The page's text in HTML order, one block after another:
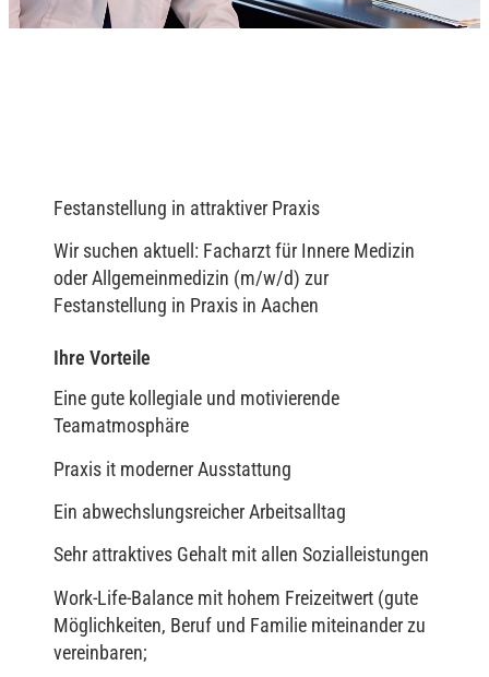
Festanstellung in attraktiver Praxis
Wir suchen aktuell: Facharzt für Innere Medizin
oder Allgemeinmedizin (m/w/d) zur
Festanstellung in Praxis in Aachen
Ihre Vorteile
Eine gute kollegiale und motivierende
Teamatmosphäre
Praxis it moderner Ausstattung
Ein abwechslungsreicher Arbeitsalltag
Sehr attraktives Gehalt mit allen Sozialleistungen
Work-Life-Balance mit hohem Freizeitwert (gute
Möglichkeiten, Beruf und Familie miteinander zu
vereinbaren;